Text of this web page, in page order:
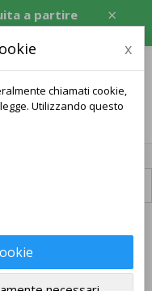
×
a partire
PLN, RON.
x
chiamati cookie,
Utilizzando questo